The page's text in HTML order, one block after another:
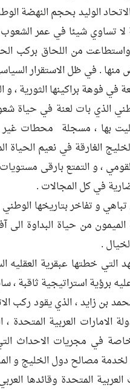
الوليد بحجم النهضة
تساوي شيئا في عمر الشعوب
من اللحاق بركب
منها . في ظل الاستقرار
فوهة براكينها الثورية ، و
الذي بات لعنة في حياة
بليت بها ، مسجلة محطات
الغارقة في نعيم الحياة
، و التمتع بارقى مستويات
في كل المجالات .
و تفاخر بتاريخها
الميمون من حياة البداوة الى
.
التي خطتها عبقرية
برؤية استراتيجية ثاقبة ،
بن زايد ، الذي يقود ركب
العربية المتحدة
في مجريات الاحداث
لخدمة مصالح دول الخليج و
العربية المتحدة وقائدها